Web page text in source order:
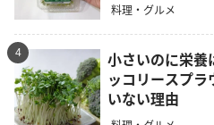
料理・グルメ
4
小さいのに栄
ッコリースプ
いない理由